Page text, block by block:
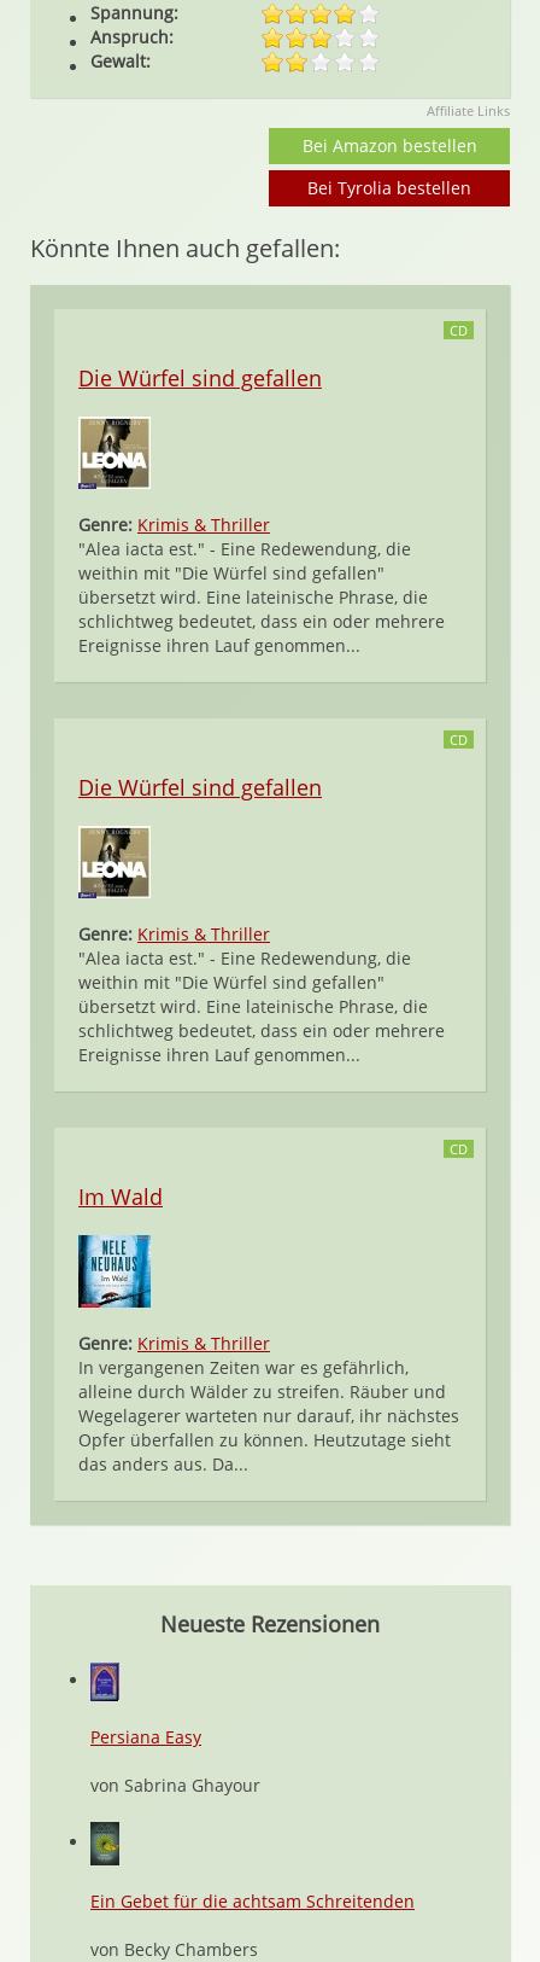
Spannung:
Anspruch:
Gewalt:
Affiliate Links
Bei Amazon bestellen
Bei Tyrolia bestellen
Könnte Ihnen auch gefallen:
CD
Die Würfel sind gefallen
Genre: Krimis & Thriller
"Alea iacta est." - Eine Redewendung, die
weithin mit "Die Würfel sind gefallen"
übersetzt wird. Eine lateinische Phrase, die
schlichtweg bedeutet, dass ein oder mehrere
Ereignisse ihren Lauf genommen...
CD
Die Würfel sind gefallen
Genre: Krimis & Thriller
"Alea iacta est." - Eine Redewendung, die
weithin mit "Die Würfel sind gefallen"
übersetzt wird. Eine lateinische Phrase, die
schlichtweg bedeutet, dass ein oder mehrere
Ereignisse ihren Lauf genommen...
CD
Im Wald
Genre: Krimis & Thriller
In vergangenen Zeiten war es gefährlich,
alleine durch Wälder zu streifen. Räuber und
Wegelagerer warteten nur darauf, ihr nächstes
Opfer überfallen zu können. Heutzutage sieht
das anders aus. Da...
Neueste Rezensionen
Persiana Easy
von Sabrina Ghayour
Ein Gebet für die achtsam Schreitenden
von Becky Chambers